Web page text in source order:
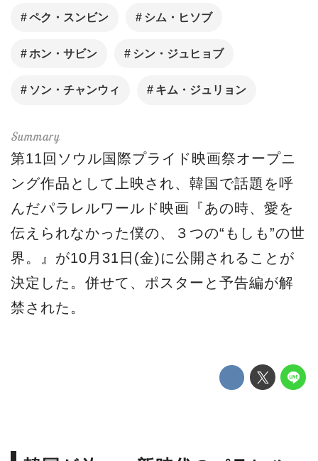
ペク・スンビン シム・ヒソブ
ホン・サビン シン・ジュヒョブ
ソン・チャンウィ キム・ジュリョン
第11回ソウル国際プライド映画祭オープニ
ング作品として上映され、韓国で話題を呼
んだパラレルワールド映画『あの時、愛を
伝えられなかった僕の、３つの“もしも”の世
界。』が10月31日(金)に公開されることが
決定した。併せて、ポスターと予告編が解
禁された。